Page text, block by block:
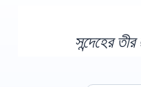
সন্দেহের